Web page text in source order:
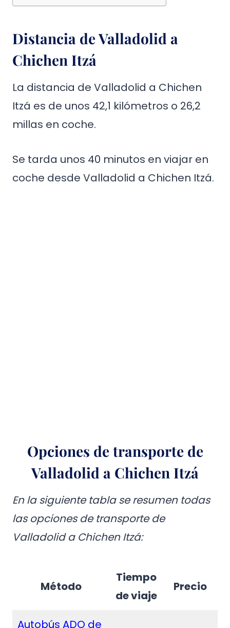
Distancia de Valladolid a
Chichen Itzá
La distancia de Valladolid a Chichen
Itzá es de unos 42,1 kilómetros o 26,2
millas en coche.
Se tarda unos 40 minutos en viajar en
coche desde Valladolid a Chichen Itzá.
Opciones de transporte de
Valladolid a Chichen Itzá
En la siguiente tabla se resumen todas
las opciones de transporte de
Valladolid a Chichen Itzá:
Método
Tiempo
de viaje
Precio
Autobús ADO de